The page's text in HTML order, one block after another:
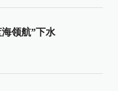
领航”下水